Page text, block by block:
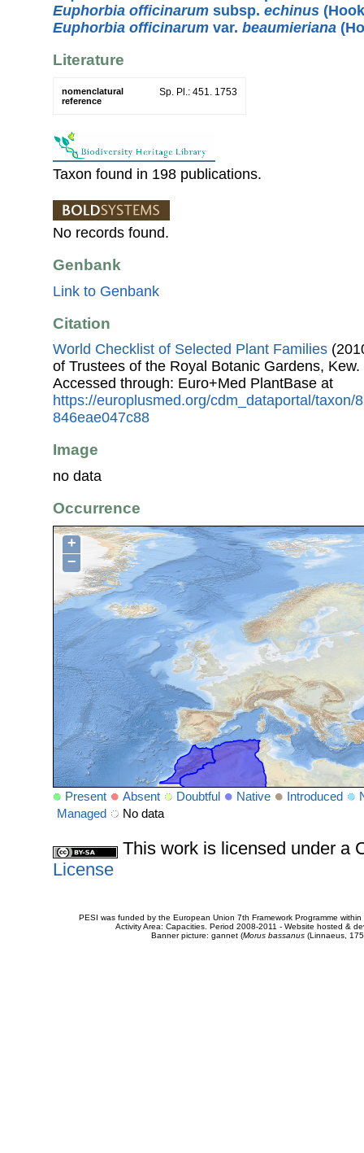
Euphorbia officinarum subsp. echinus
Euphorbia officinarum var. beaumieriana
Literature
nomenclatural
reference
Sp. Pl.: 451. 1753
Taxon found in 198 publications.
No records found.
Genbank
Link to Genbank
Citation
World Checklist of Selected Plant Families
of Trustees of the Royal Botanic Gardens, Kew.
Accessed through: Euro+Med PlantBase at
https://europlusmed.org/cdm_dataportal/taxon/
846eae047c88
Image
no data
Occurrence
+
−
Present Absent Doubtful Native Introduced
Managed
No data
This work is licensed under a
License
PESI was funded by the European Union 7th Framework Programme
Activity Area: Capacities. Period 2008-2011 - Website hosted &
Banner picture: gannet (Morus bassanus(Linnaeus,